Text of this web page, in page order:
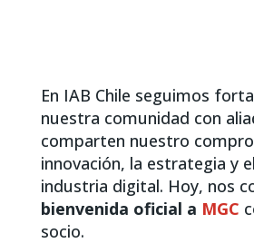
En IAB Chile seguimos
nuestra comunidad con
comparten nuestro
innovación, la estrategia y
industria digital. Hoy, nos
bienvenida oficial a MGC
socio.